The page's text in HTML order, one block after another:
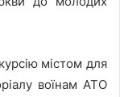
містом для
воїнам АТО